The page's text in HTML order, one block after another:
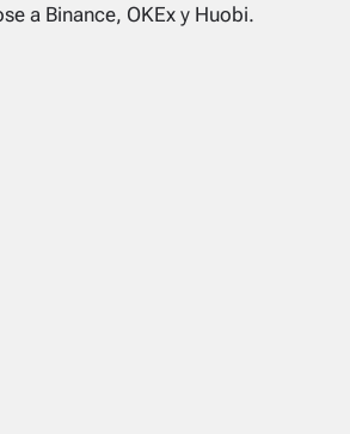
a Binance, OKEx y Huobi.